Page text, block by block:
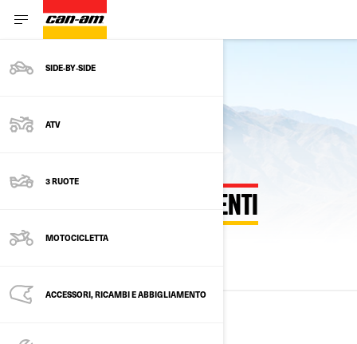
SIDE‑BY‑SIDE
ATV
3 RUOTE
MOTOCICLETTA
ACCESSORI, RICAMBI E ABBIGLIAMENTO
Vedere il modello dell'anno in corso
ANNI MODELLO PRECEDENTI